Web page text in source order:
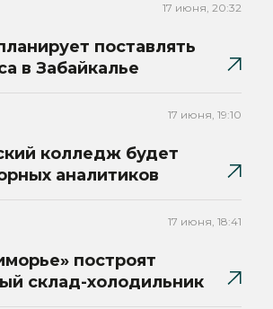
17 июня, 20:32
поставлять
в Забайкалье
17 июня, 19:10
колледж будет
аналитиков
17 июня, 18:41
построят
склад-холодильник